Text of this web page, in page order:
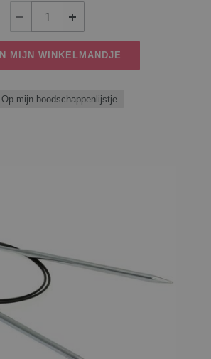
IN MIJN WINKELMANDJE
Op mijn boodschappenlijstje